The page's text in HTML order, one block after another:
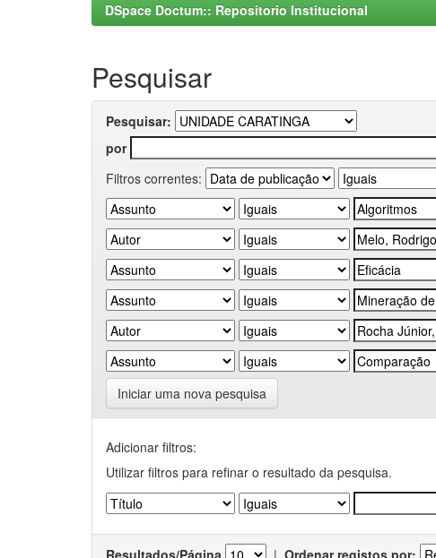
DSpace Doctum:: Repositorio Institucional
Pesquisar
Pesquisar:
por
Filtros correntes:
Iniciar uma nova pesquisa
Adicionar filtros:
Utilizar filtros para refinar o resultado da pesquisa.
Resultados/Página | Ordenar registos por: